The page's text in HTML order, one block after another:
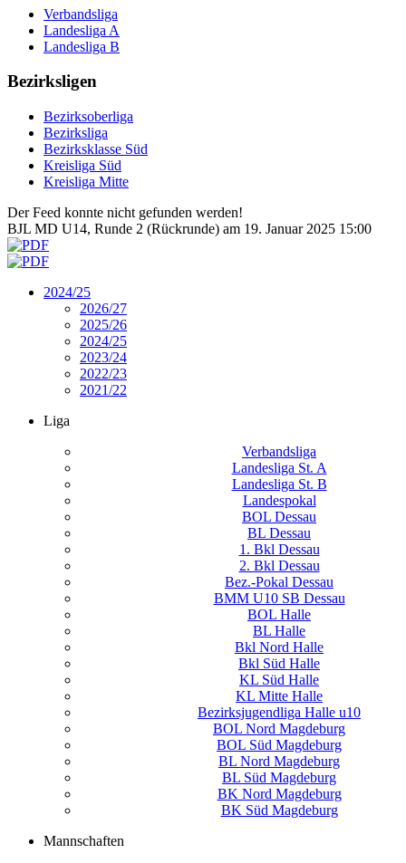
Verbandsliga
Landesliga A
Landesliga B
Bezirksligen
Bezirksoberliga
Bezirksliga
Bezirksklasse Süd
Kreisliga Süd
Kreisliga Mitte
Der Feed konnte nicht gefunden werden!
BJL MD U14, Runde 2 (Rückrunde) am 19. Januar 2025 15:00
2024/25
2026/27
2025/26
2024/25
2023/24
2022/23
2021/22
Liga
Verbandsliga
Landesliga St. A
Landesliga St. B
Landespokal
BOL Dessau
BL Dessau
1. Bkl Dessau
2. Bkl Dessau
Bez.-Pokal Dessau
BMM U10 SB Dessau
BOL Halle
BL Halle
Bkl Nord Halle
Bkl Süd Halle
KL Süd Halle
KL Mitte Halle
Bezirksjugendliga Halle u10
BOL Nord Magdeburg
BOL Süd Magdeburg
BL Nord Magdeburg
BL Süd Magdeburg
BK Nord Magdeburg
BK Süd Magdeburg
Mannschaften